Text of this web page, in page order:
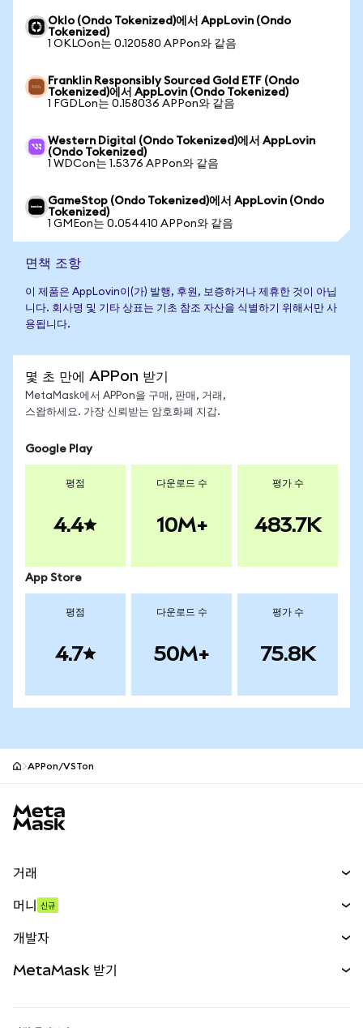
Oklo (Ondo Tokenized)에서 AppLovin (Ondo
Tokenized)
1 OKLOon는 0.120580 APPon와 같음
Franklin Responsibly Sourced Gold ETF (Ondo
Tokenized)에서 AppLovin (Ondo Tokenized)
1 FGDLon는 0.158036 APPon와 같음
Western Digital (Ondo Tokenized)에서 AppLovin
(Ondo Tokenized)
1 WDCon는 1.5376 APPon와 같음
GameStop (Ondo Tokenized)에서 AppLovin (Ondo
Tokenized)
1 GMEon는 0.054410 APPon와 같음
면책 조항
이 제품은 AppLovin이(가) 발행, 후원, 보증하거나 제휴한 것이 아닙
니다. 회사명 및 기타 상표는 기초 참조 자산을 식별하기 위해서만 사
용됩니다.
몇 초 만에 APPon 받기
MetaMask에서 APPon을 구매, 판매, 거래,
스왑하세요. 가장 신뢰받는 암호화폐 지갑.
Google Play
평점
4.4
다운로드 수
10M+
평가 수
483.7K
App Store
평점
4.7
다운로드 수
50M+
평가 수
75.8K
APPon/VSTon
거래
무기한 선물
실물자산
머니 신규
개발자
MetaMask 받기